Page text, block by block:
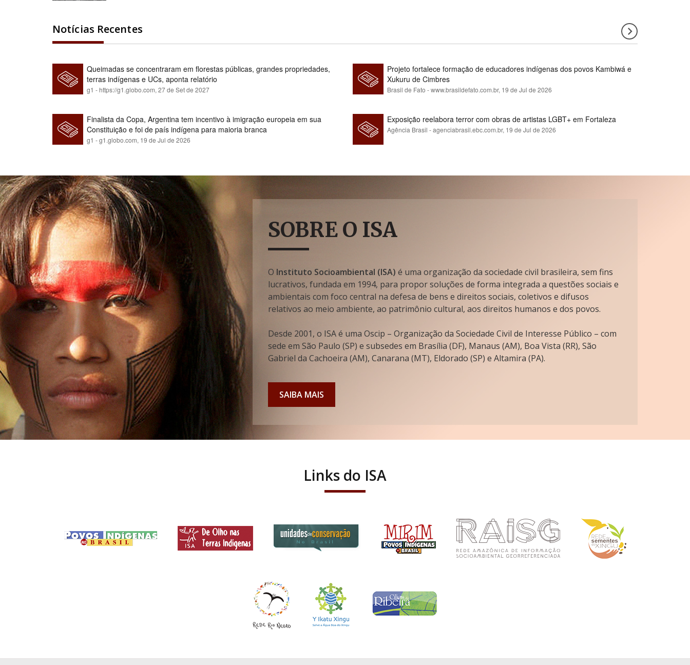
Notícias Recentes
Queimadas se concentraram em florestas públicas, grandes propriedades,
terras indígenas e UCs, aponta relatório
g1 - https://g1.globo.com, 27 de Set de 2027
Projeto fortalece formação de educadores indígenas dos povos Kambiwá e
Xukuru de Cimbres
Brasil de Fato - www.brasildefato.com.br, 19 de Jul de 2026
Finalista da Copa, Argentina tem incentivo à imigração europeia em sua
Constituição e foi de país indígena para maioria branca
g1 - g1.globo.com, 19 de Jul de 2026
Exposição reelabora terror com obras de artistas LGBT+ em Fortaleza
Agência Brasil - agenciabrasil.ebc.com.br, 19 de Jul de 2026
SOBRE O ISA
O Instituto Socioambiental (ISA) é uma organização da sociedade civil brasileira, sem fins
lucrativos, fundada em 1994, para propor soluções de forma integrada a questões sociais e
ambientais com foco central na defesa de bens e direitos sociais, coletivos e difusos
relativos ao meio ambiente, ao patrimônio cultural, aos direitos humanos e dos povos.
Desde 2001, o ISA é uma Oscip – Organização da Sociedade Civil de Interesse Público – com
sede em São Paulo (SP) e subsedes em Brasília (DF), Manaus (AM), Boa Vista (RR), São
Gabriel da Cachoeira (AM), Canarana (MT), Eldorado (SP) e Altamira (PA).
SAIBA MAIS
Links do ISA